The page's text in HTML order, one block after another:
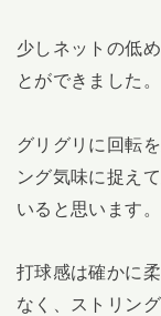
少しネットの低
とができました。
グリグリに回転
ング気味に捉え
いると思います。
打球感は確かに
なく、ストリン